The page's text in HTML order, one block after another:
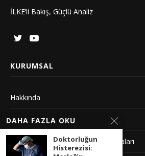
İLKE’li Bakış, Güçlü Analiz
KURUMSAL
Hakkında
İletişim
Gizlilik Sözleşmesi ve Yayın Politikaları
DAHA FAZLA OKU
Doktorluğun
Histerezisi: